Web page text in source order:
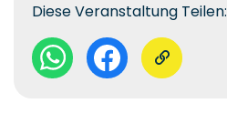
Diese Veranstaltung Teilen: